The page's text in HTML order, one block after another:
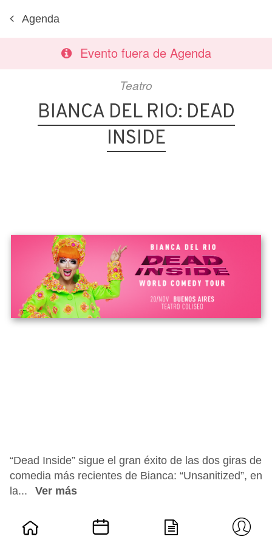
Agenda
Evento fuera de Agenda
Teatro
BIANCA DEL RIO: DEAD
INSIDE
“Dead Inside” sigue el gran éxito de las dos giras de
comedia más recientes de Bianca: “Unsanitized”, en
la...
Ver más